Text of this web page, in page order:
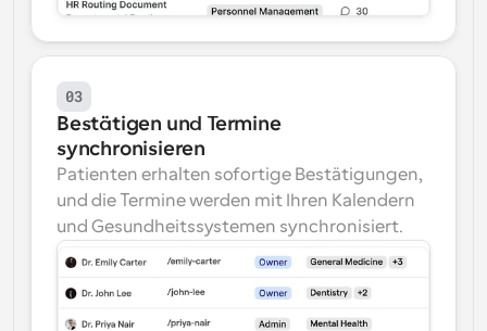
03
Bestätigen und Termine
synchronisieren
Patienten erhalten sofortige Bestätigungen,
und die Termine werden mit Ihren Kalendern
und Gesundheitssystemen synchronisiert.